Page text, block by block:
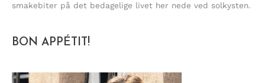
smakebiter på det bedagelige livet her nede ved solkysten.
BON APPÉTIT!